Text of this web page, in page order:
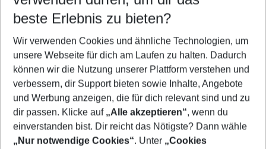
5-8 Nächte
2 Erwachsene Keine Kinder
Mehr Filter anzeigen
beste Erlebnis zu bieten?
Wir verwenden Cookies und ähnliche Technologien, um
unsere Webseite für dich am Laufen zu halten. Dadurch
können wir die Nutzung unserer Plattform verstehen und
verbessern, dir Support bieten sowie Inhalte, Angebote
und Werbung anzeigen, die für dich relevant sind und zu
dir passen. Klicke auf „Alle akzeptieren“, wenn du
einverstanden bist. Dir reicht das Nötigste? Dann wähle
„Nur notwendige Cookies“. Unter „Cookies